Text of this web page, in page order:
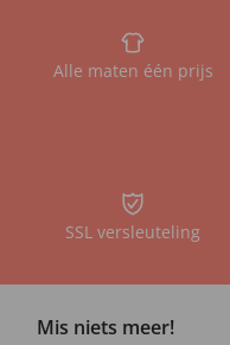
Alle maten één prijs
SSL versleuteling
Mis niets meer!